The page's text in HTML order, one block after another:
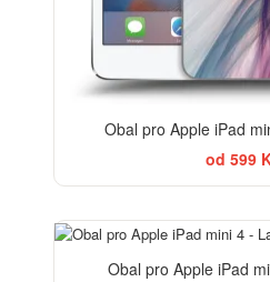
Obal pro Apple iPad
od 599
Obal pro Apple iPad